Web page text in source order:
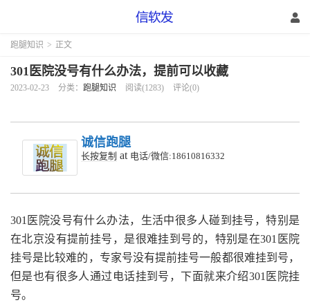
跑腿知识 > 正文
301医院没号有什么办法，提前可以收藏
2023-02-23 分类： 跑腿知识 阅读(1283) 评论(0)
诚信跑腿
长按复制 at 电话/微信:18610816332
301医院没号有什么办法，生活中很多人碰到挂号，特别是
在北京没有提前挂号，是很难挂到号的，特别是在301医院
挂号是比较难的，专家号没有提前挂号一般都很难挂到号，
但是也有很多人通过电话挂到号，下面就来介绍301医院挂
号。